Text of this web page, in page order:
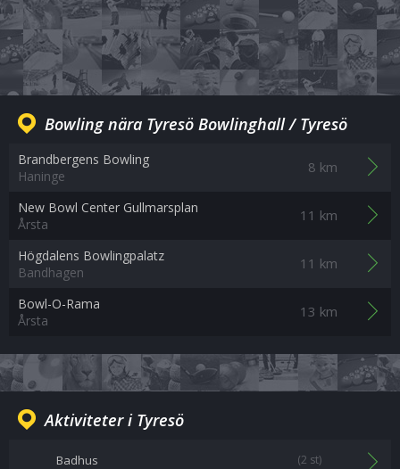
Bowling nära Tyresö Bowlinghall / Tyresö
Brandbergens Bowling
Haninge
8 km
New Bowl Center Gullmarsplan
Årsta
11 km
Högdalens Bowlingpalatz
Bandhagen
11 km
Bowl-O-Rama
Årsta
13 km
Aktiviteter i Tyresö
Badhus (2 st)